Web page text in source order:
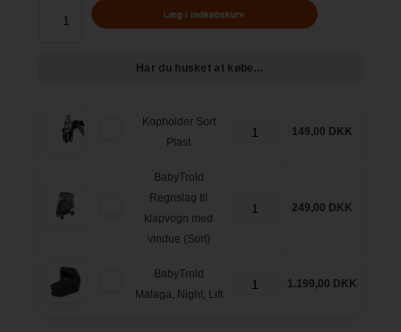
Har du husket at købe…
Kopholder Sort
Plast
149,00 DKK
BabyTrold
Regnslag til
klapvogn med
vindue (Sort)
249,00 DKK
BabyTrold
Malaga, Night, Lift
1.199,00 DKK